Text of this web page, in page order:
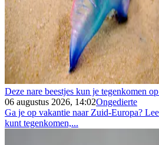
Deze nare beestjes kun je tegenkomen
06 augustus 2026, 14:02Ongedierte
Ga je op vakantie naar Zuid-Europa?
kunt tegenkomen,...